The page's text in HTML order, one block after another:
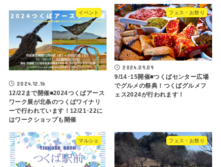
イベント
2024.12.16
12/22まで開催■2024つくばアース
ワーク展が北条のつくばワイナリ
ーで行われています！12/21･22に
はワークショップも開催
フェス・お祭り
2024.09.09
9/14･15開催■つくばセンター広場
でグルメの祭典！つくばグルメフ
ェス2024が行われます！
マルシェ フェス・お祭り